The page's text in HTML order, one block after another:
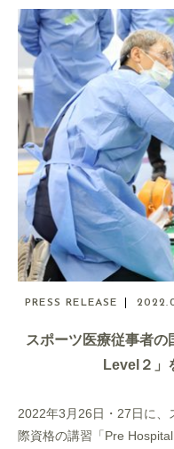
スポーツ医療従事者
Level２」
PRESS RELEASE
2022年3月26日・27日に、
際資格の講習「Pre